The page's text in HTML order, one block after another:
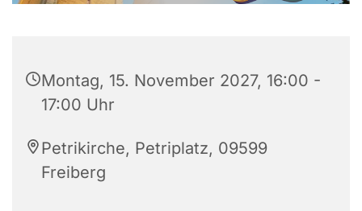
Montag, 15. November 2027, 16:00 -
17:00 Uhr
Petrikirche, Petriplatz, 09599
Freiberg